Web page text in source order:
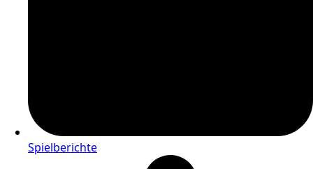
Spielberichte